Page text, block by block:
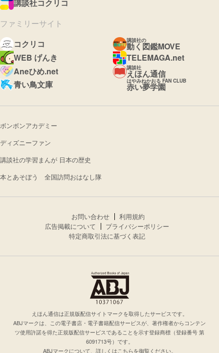
講談社コクリコ
ファミリーサイト
コクリコ
講談社の
動く図鑑MOVE
WEB げんき
TELEMAGA.net
Aneひめ.net
講談社
えほん通信
青い鳥文庫
はやみねかおる FAN CLUB
赤い夢学園
ボンボンアカデミー
ディズニーファン
講談社の学習まんが 日本の歴史
本とあそぼう 全国訪問おはなし隊
お問い合わせ
利用規約
広告掲載について
プライバシーポリシー
特定商取引法に基づく表記
えほん通信は正規版配信サイトマークを取得したサービスです。
ABJマークは、この電子書店・電子書籍配信サービスが、著作権者からコンテン
ツ使用許諾を得た正規版配信サービスであることを示す登録商標（登録番号 第
6091713号）です。
ABJマークについて、詳しくはこちらを御覧ください。